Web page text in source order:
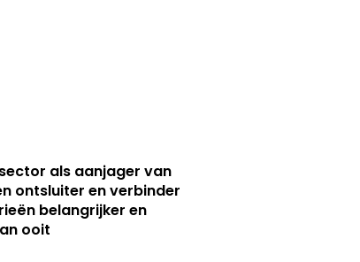
als aanjager van
ontsluiter en verbinder
belangrijker en
ooit